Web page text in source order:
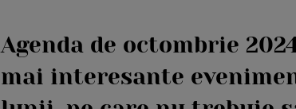
Agenda de octombrie
mai interesante